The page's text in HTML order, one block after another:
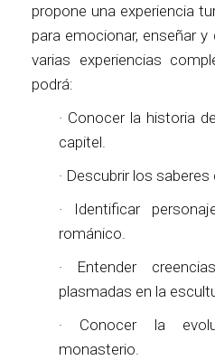
propone una experiencia
para emocionar, enseñar
varias experiencias
podrá:
· Conocer la historia
capitel.
· Descubrir los
· Identificar
románico.
· Entender
plasmadas en la
· Conocer la
monasterio.